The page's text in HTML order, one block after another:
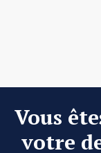
Vous
votre